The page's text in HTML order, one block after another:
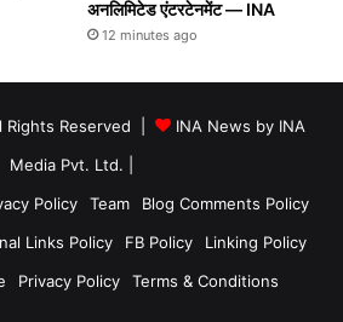
अनलिमिटेड एंटरटेनमेंट — INA
12 minutes ago
Rights Reserved |
INA News by INA
Media Pvt. Ltd.
Policy Team
Blog Comments Policy
Links Policy FB Policy
Linking Policy
Privacy Policy Terms & Conditions